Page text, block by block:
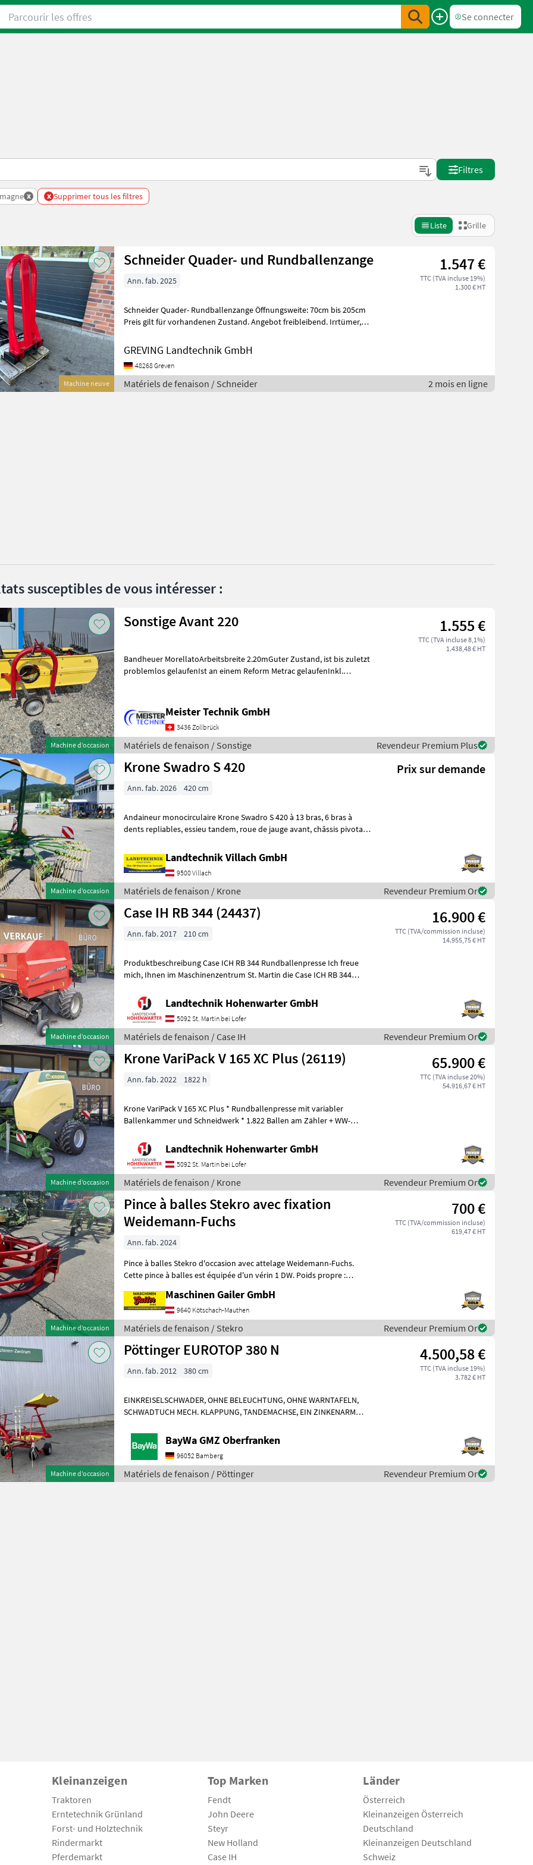
Parcourir les offres
Se connecter
Filtres
x x Supprimer tous les filtres
Liste Grille
Machine neuve
Schneider Quader- und Rundballenzange 1.547 €
TTC (TVA incluse 19%)
1.300 € HT
Ann. fab. 2025
Schneider Quader- Rundballenzange Öffnungsweite: 70cm bis 205cm
Preis gilt für vorhandenen Zustand. Angebot freibleibend. Irrtümer,
GREVING Landtechnik GmbH
48268 Greven
Matériels de fenaison / Schneider 2 mois en ligne
susceptibles de vous intéresser :
Machine d’occasion
Sonstige Avant 220 1.555 €
TTC (TVA incluse 8,1%)
1.438,48 € HT
Bandheuer MorellatoArbeitsbreite 2.20mGuter Zustand, ist bis zuletzt
problemlos gelaufenIst an einem Reform Metrac gelaufenInkl.
Meister Technik GmbH
3436 Zollbrück
Matériels de fenaison / Sonstige Revendeur Premium Plus
Machine d’occasion
Krone Swadro S 420 Prix sur demande
Ann. fab. 2026 420 cm
Andaineur monocirculaire Krone Swadro S 420 à 13 bras, 6 bras à
dents repliables, essieu tandem, roue de jauge avant, châssis pivotant
Landtechnik Villach GmbH
9500 Villach
Matériels de fenaison / Krone Revendeur Premium Or
Machine d’occasion
Case IH RB 344 (24437) 16.900 €
TTC (TVA/commission incluse)
14.955,75 € HT
Ann. fab. 2017 210 cm
Produktbeschreibung Case ICH RB 344 Rundballenpresse Ich freue
mich, Ihnen im Maschinenzentrum St. Martin die Case ICH RB 344
Landtechnik Hohenwarter GmbH
5092 St. Martin bei Lofer
Matériels de fenaison / Case IH Revendeur Premium Or
Machine d’occasion
Krone VariPack V 165 XC Plus (26119) 65.900 €
TTC (TVA incluse 20%)
54.916,67 € HT
Ann. fab. 2022 1822 h
Krone VariPack V 165 XC Plus * Rundballenpresse mit variabler
Ballenkammer und Schneidwerk * 1.822 Ballen am Zähler + WW-
Landtechnik Hohenwarter GmbH
5092 St. Martin bei Lofer
Matériels de fenaison / Krone Revendeur Premium Or
Machine d’occasion
Pince à balles Stekro avec fixation
Weidemann-Fuchs
700 €
TTC (TVA/commission incluse)
619,47 € HT
Ann. fab. 2024
Pince à balles Stekro d'occasion avec attelage Weidemann-Fuchs.
Cette pince à balles est équipée d'un vérin 1 DW. Poids propre :
Maschinen Gailer GmbH
9640 Kötschach-Mauthen
Matériels de fenaison / Stekro Revendeur Premium Or
Machine d’occasion
Pöttinger EUROTOP 380 N 4.500,58 €
TTC (TVA incluse 19%)
3.782 € HT
Ann. fab. 2012 380 cm
EINKREISELSCHWADER, OHNE BELEUCHTUNG, OHNE WARNTAFELN,
SCHWADTUCH MECH. KLAPPUNG, TANDEMACHSE, EIN ZINKENARM
BayWa GMZ Oberfranken
96052 Bamberg
Matériels de fenaison / Pöttinger Revendeur Premium Or
Kleinanzeigen
Traktoren
Erntetechnik Grünland
Forst- und Holztechnik
Rindermarkt
Pferdemarkt
Top Marken
Fendt
John Deere
Steyr
New Holland
Case IH
Länder
Österreich
Kleinanzeigen Österreich
Deutschland
Kleinanzeigen Deutschland
Schweiz